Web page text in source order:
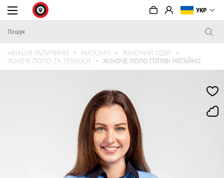
УКР
АВІАЦІЯ ГАЛИЧИНИ МАГАЗИН
ЖІНОЧИЙ ОДЯГ
ЖІНОЧІ ПОЛО ТА ТЕНІСКИ
ЖІНОЧЕ ПОЛО ГОТОВІ НЕГАЙНО